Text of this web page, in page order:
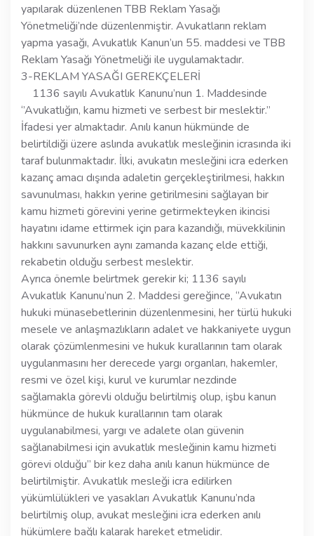
yapılarak düzenlenen TBB Reklam Yasağı
Yönetmeliği’nde düzenlenmiştir. Avukatların reklam
yapma yasağı, Avukatlık Kanun’un 55. maddesi ve TBB
Reklam Yasağı Yönetmeliği ile uygulamaktadır.
3-REKLAM YASAĞI GEREKÇELERİ
1136 sayılı Avukatlık Kanunu’nun 1. Maddesinde
‘’Avukatlığın, kamu hizmeti ve serbest bir meslektir.’’
İfadesi yer almaktadır. Anılı kanun hükmünde de
belirtildiği üzere aslında avukatlık mesleğinin icrasında iki
taraf bulunmaktadır. İlki, avukatın mesleğini icra ederken
kazanç amacı dışında adaletin gerçekleştirilmesi, hakkın
savunulması, hakkın yerine getirilmesini sağlayan bir
kamu hizmeti görevini yerine getirmekteyken ikincisi
hayatını idame ettirmek için para kazandığı, müvekkilinin
hakkını savunurken aynı zamanda kazanç elde ettiği,
rekabetin olduğu serbest meslektir.
Ayrıca önemle belirtmek gerekir ki; 1136 sayılı
Avukatlık Kanunu’nun 2. Maddesi gereğince, ‘’Avukatın
hukuki münasebetlerinin düzenlenmesini, her türlü hukuki
mesele ve anlaşmazlıkların adalet ve hakkaniyete uygun
olarak çözümlenmesini ve hukuk kurallarının tam olarak
uygulanmasını her derecede yargı organları, hakemler,
resmi ve özel kişi, kurul ve kurumlar nezdinde
sağlamakla görevli olduğu belirtilmiş olup, işbu kanun
hükmünce de hukuk kurallarının tam olarak
uygulanabilmesi, yargı ve adalete olan güvenin
sağlanabilmesi için avukatlık mesleğinin kamu hizmeti
görevi olduğu’’ bir kez daha anılı kanun hükmünce de
belirtilmiştir. Avukatlık mesleği icra edilirken
yükümlülükleri ve yasakları Avukatlık Kanunu’nda
belirtilmiş olup, avukat mesleğini icra ederken anılı
hükümlere bağlı kalarak hareket etmelidir.